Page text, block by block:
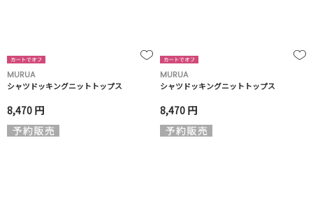
MURUA
シャツドッキングニットトップス
8,470 円
MURUA
シャツドッキングニットトップス
8,470 円